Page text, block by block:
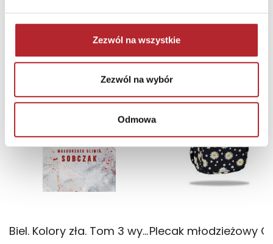
Zezwól na wszystkie
Zezwól na wybór
Odmowa
NAJCZĘŚCIEJ KUPOWANE
Biel. Kolory zła. Tom 3 wyd. 2025
TOP 100